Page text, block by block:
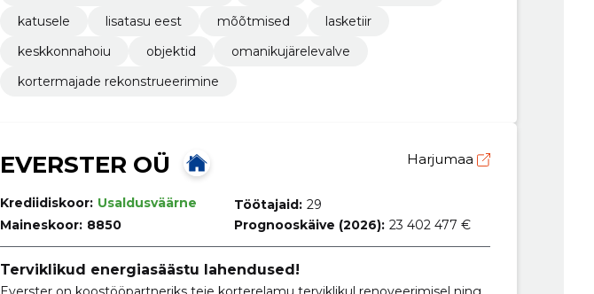
katusele
lisatasu eest mõõtmised
lasketiir
keskkonnahoiu
objektid
omanikujärelevalve
kortermajade rekonstrueerimine
EVERSTER OÜ Harjumaa
Krediidiskoor: Usaldusväärne
Maineskoor: 8850
Töötajaid: 29
Prognooskäive (2026): 23 402 477 €
Terviklikud energiasäästu lahendused!